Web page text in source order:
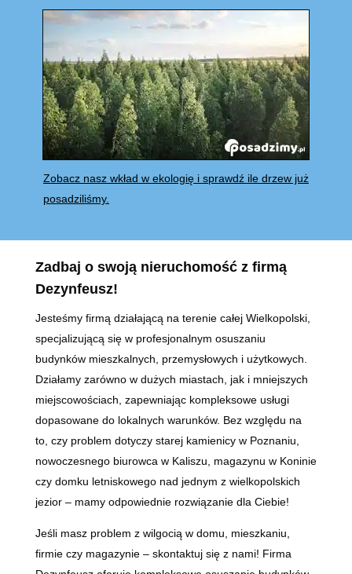
Zobacz nasz wkład w ekologię i sprawdź ile drzew już
posadziliśmy.
Zadbaj o swoją nieruchomość z firmą
Dezynfeusz!
Jesteśmy firmą działającą na terenie całej Wielkopolski,
specjalizującą się w profesjonalnym osuszaniu
budynków mieszkalnych, przemysłowych i użytkowych.
Działamy zarówno w dużych miastach, jak i mniejszych
miejscowościach, zapewniając kompleksowe usługi
dopasowane do lokalnych warunków. Bez względu na
to, czy problem dotyczy starej kamienicy w Poznaniu,
nowoczesnego biurowca w Kaliszu, magazynu w Koninie
czy domku letniskowego nad jednym z wielkopolskich
jezior – mamy odpowiednie rozwiązanie dla Ciebie!
Jeśli masz problem z wilgocią w domu, mieszkaniu,
firmie czy magazynie – skontaktuj się z nami! Firma